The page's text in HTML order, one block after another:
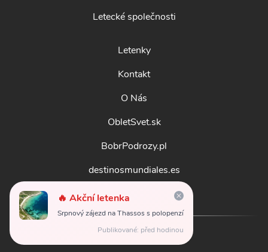
🔥 Akční letenka
Srpnový zájezd na Thassos s polopenzí
Publikované: před hodinou
Letecké společnosti
Letenky
Kontakt
O Nás
ObletSvet.sk
BobrPodrozy.pl
destinosmundiales.es
guidadestinazioni.it
© 2026 obletsvet.cz